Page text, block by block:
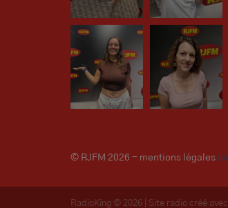
© RJFM 2026 - mentions légales ici
RadioKing © 2026 | Site radio créé avec